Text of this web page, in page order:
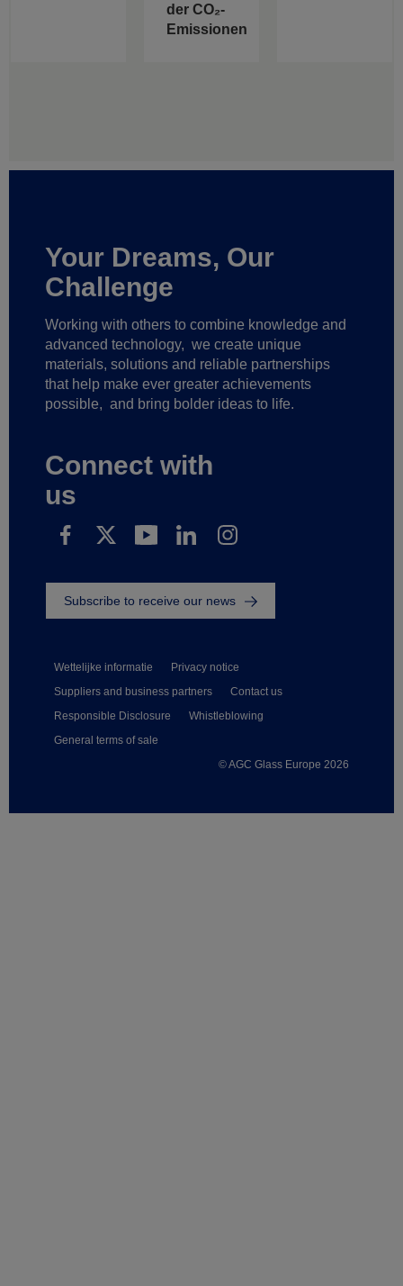
der CO₂-
Emissionen
Your Dreams, Our
Challenge
Working with others to combine knowledge and
advanced technology, we create unique
materials, solutions and reliable partnerships
that help make ever greater achievements
possible, and bring bolder ideas to life.
Connect with
us
© AGC Glass Europe 2026
Wettelijke informatie
Privacy notice
Suppliers and business partners
Contact us
Responsible Disclosure
Whistleblowing
General terms of sale
Subscribe to receive our news